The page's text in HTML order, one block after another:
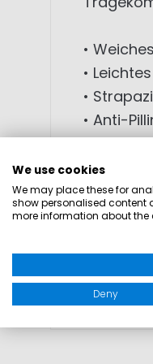
•
•
•
• Anti-
•
•
•
•
We use cookies
We may place these for
show personalised content
more information about the
Deny